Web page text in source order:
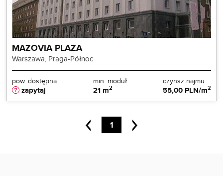
MAZOVIA PLAZA
Warszawa, Praga-Północ
pow. dostępna
zapytaj
min. moduł
21 m2
czynsz najmu
55,00 PLN/m2
1